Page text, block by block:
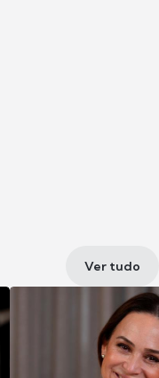
Ver tudo